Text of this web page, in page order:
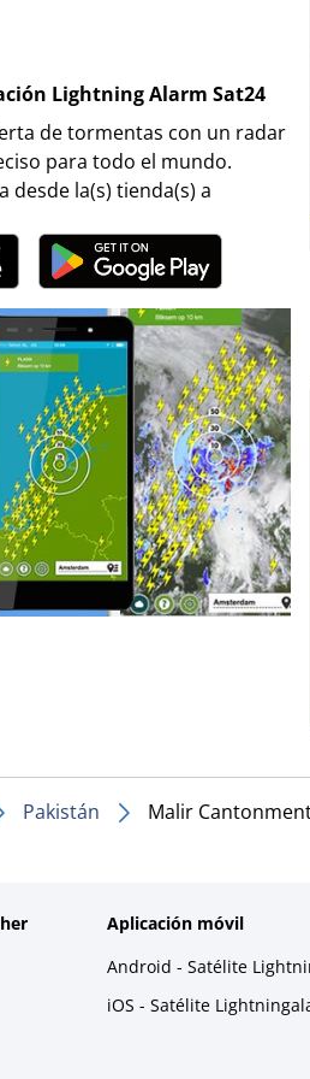
Lightning Alarm Sat24
de tormentas con un radar
para todo el mundo.
desde la(s) tienda(s) a
Pakistán Malir
Aplicación móvil
Android - Satélite
iOS - Satélite